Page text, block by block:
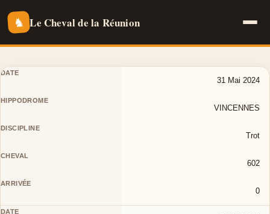
♞ Le Cheval de la Réunion
31 Mai 2024
VINCENNES
Trot
602
0